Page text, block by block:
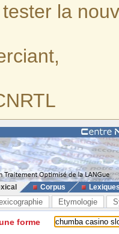
la
Corpus
Etymologie
forme